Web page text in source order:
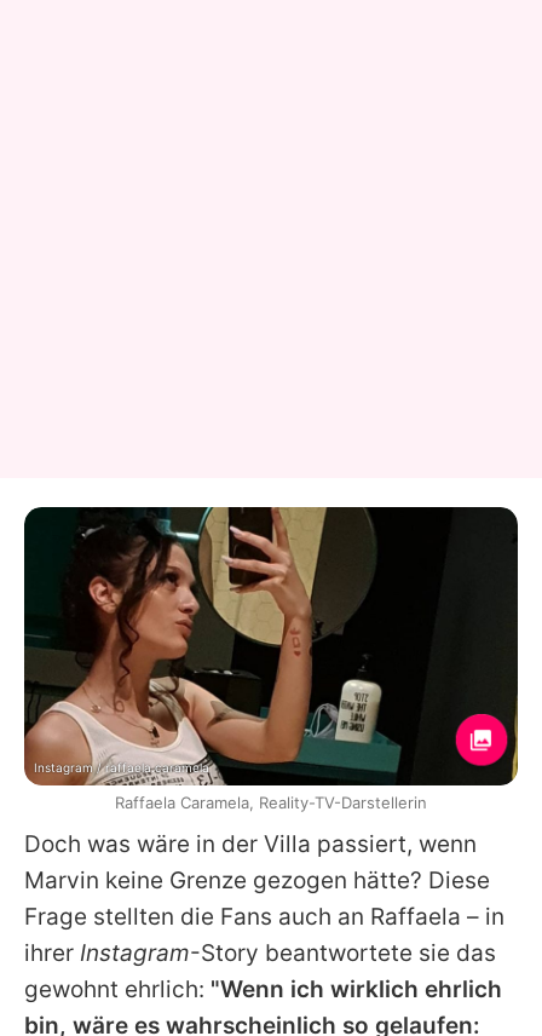
Doch was wäre in der Villa passiert, wenn
Marvin keine Grenze gezogen hätte? Diese
Frage stellten die Fans auch an Raffaela – in
ihrer Instagram-Story beantwortete sie das
gewohnt ehrlich: "Wenn ich wirklich ehrlich
bin, wäre es wahrscheinlich so gelaufen:
Instagram / raffaela.caramela
Raffaela Caramela, Reality-TV-Darstellerin